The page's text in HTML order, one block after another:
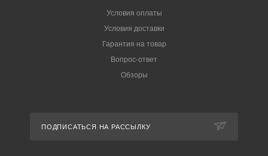
Условия оплаты
Условия доставки
Гарантия на товар
Вопрос-ответ
Обзоры
ПОДПИСАТЬСЯ НА РАССЫЛКУ